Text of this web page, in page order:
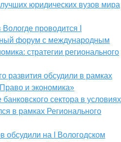
юридических вузов мира
проводится I
форум с международным
стратегии регионального
развития обсудили в рамках
и экономика»
сектора в условиях
в рамках Регионального
обсудили на I Вологодском